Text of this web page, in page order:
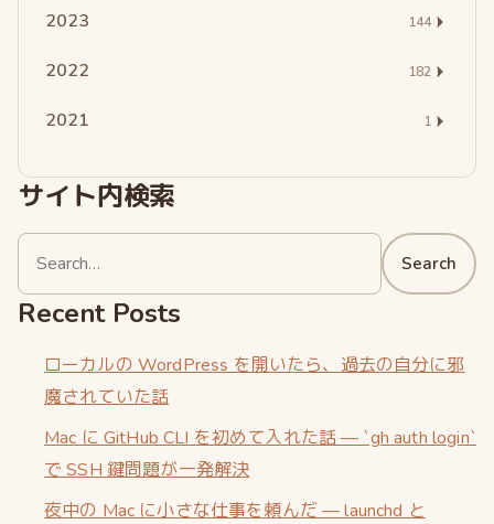
2023 144
2022 182
2021 1
サイト内検索
Search
Search
Recent Posts
ローカルの WordPress を開いたら、過去の自分に邪
魔されていた話
Mac に GitHub CLI を初めて入れた話 — `gh auth login`
で SSH 鍵問題が一発解決
夜中の Mac に小さな仕事を頼んだ — launchd と